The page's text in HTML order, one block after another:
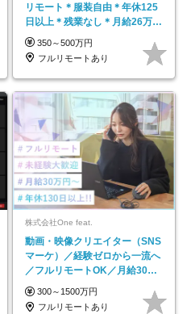
リモート＊服装自由＊年休125
日以上＊残業なし＊月給26万円
以上
350～500万円
フルリモートあり
株式会社One feat.
動画・映像クリエイター（SNS
マーケ）／経験ゼロから一流へ
／フルリモートOK／月給30万
円～／年休130日以上
300～1500万円
フルリモートあり